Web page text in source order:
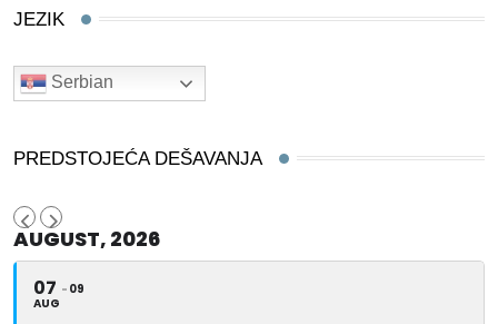
JEZIK
Serbian
PREDSTOJEĆA DEŠAVANJA
AUGUST, 2026
07
AUG
09